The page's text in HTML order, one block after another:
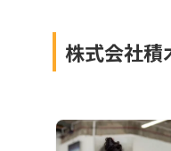
株式会社積